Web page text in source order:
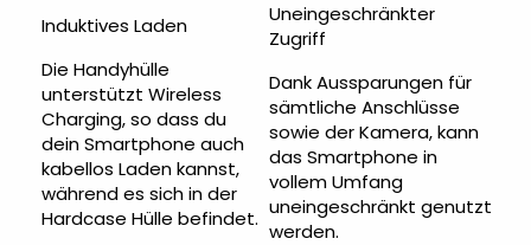
Induktives Laden
Die Handyhülle
unterstützt Wireless
Charging, so dass du
dein Smartphone auch
kabellos Laden kannst,
während es sich in der
Hardcase Hülle befindet.
Uneingeschränkter
Zugriff
Dank Aussparungen für
sämtliche Anschlüsse
sowie der Kamera, kann
das Smartphone in
vollem Umfang
uneingeschränkt genutzt
werden.